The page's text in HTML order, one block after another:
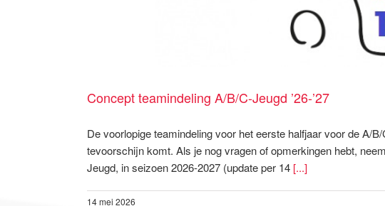
Concept teamindeling A/B/C-Jeugd ’26-’27
De voorlopige teamindeling voor het eerste halfjaar voor de A/
tevoorschijn komt. Als je nog vragen of opmerkingen hebt,
Jeugd, in seizoen 2026-2027 (update per 14 [...]
14 mei 2026